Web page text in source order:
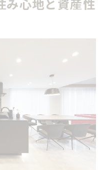
成功のポイント紹介
べき暮らしやすい間取
実した神戸市生活の提案
ための具体的アドバイ
びのコツとは
上げる立地選びの秘訣
み心地と資産性